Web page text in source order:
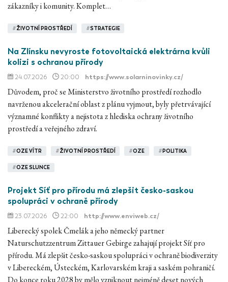
zákazníky i komunity. Komplet…
#ŽIVOTNÍ PROSTŘEDÍ #STRATEGIE
Na Zlínsku nevyroste fotovoltaická elektrárna kvůli
kolizi s ochranou přírody
24.07.2026 20:00 https://www.solarninovinky.cz/
Důvodem, proč se Ministerstvo životního prostředí rozhodlo
navrženou akcelerační oblast z plánu vyjmout, byly přetrvávající
významné konflikty a nejistota z hlediska ochrany životního
prostředí a veřejného zdraví.
#OZE VÍTR #ŽIVOTNÍ PROSTŘEDÍ #OZE # POLITIKA
#OZE SLUNCE
Projekt Síť pro přírodu má zlepšit česko-saskou
spolupráci v ochraně přírody
23.07.2026 22:00 http://www.enviweb.cz/
Liberecký spolek Čmelák a jeho německý partner
Naturschutzzentrum Zittauer Gebirge zahajují projekt Síť pro
přírodu. Má zlepšit česko-saskou spolupráci v ochraně biodiverzity
v Libereckém, Ústeckém, Karlovarském kraji a saském pohraničí.
Do konce roku 2028 by mělo vzniknout nejméně deset nových